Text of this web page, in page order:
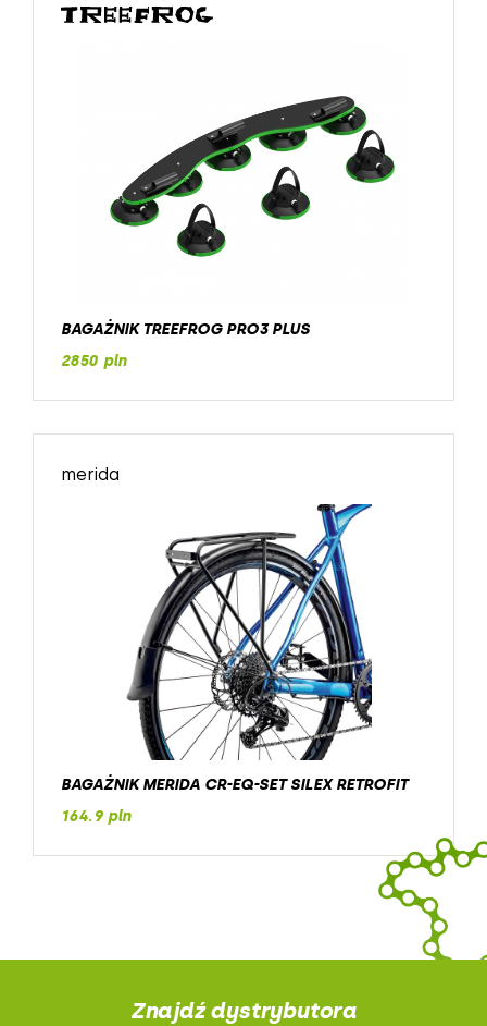
BAGAŻNIK TREEFROG PRO3 PLUS
2850 pln
merida
BAGAŻNIK MERIDA CR-EQ-SET SILEX RETROFIT
164.9 pln
Znajdź dystrybutora